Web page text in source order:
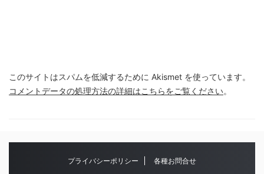
このサイトはスパムを低減するために Akismet を使っています。
コメントデータの処理方法の詳細はこちらをご覧ください。
プライバシーポリシー 各種お問合せ